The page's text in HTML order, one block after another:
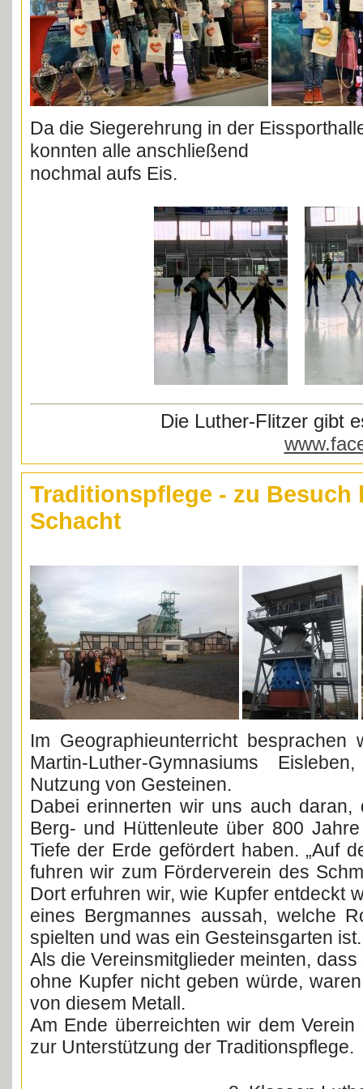
Da die Siegerehrung in der
konnten alle anschließend
nochmal aufs Eis.
Die Luther-Flitzer gibt
Traditionspflege - zu Besuch
Schacht
Im Geographieunterricht
Martin-Luther-Gymnasiums
Nutzung von Gesteinen.
Dabei erinnerten wir uns auch daran,
Berg- und Hüttenleute über 800
Tiefe der Erde gefördert haben. „Auf
fuhren wir zum Förderverein des
Dort erfuhren wir, wie Kupfer entdeckt
eines Bergmannes aussah, welche
spielten und was ein Gesteinsgarten ist.
Als die Vereinsmitglieder meinten,
ohne Kupfer nicht geben würde,
von diesem Metall.
Am Ende überreichten wir dem
zur Unterstützung der Traditionspflege.